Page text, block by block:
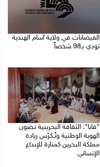
الفيضانات في ولاية آسام الهندية
تودي بـ98 شخصاً
"فانا": الثقافة البحرينية تـصون
الهوية الوطنية وتُـكرّس ريادة
مملكة البحرين كمنارة للإبداع
الإنساني